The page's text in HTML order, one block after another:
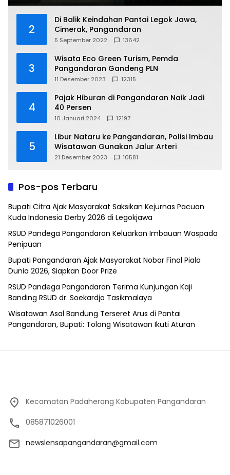
2
Di Balik Keindahan Pantai Legok Jawa,
Cimerak, Pangandaran
5 September 2022 13642
3
Wisata Eco Green Turism, Pemda
Pangandaran Gandeng PLN
11 Desember 2023 12315
4
Pajak Hiburan di Pangandaran Naik Jadi
40 Persen
10 Januari 2024 12197
5
Libur Nataru ke Pangandaran, Polisi Imbau
Wisatawan Gunakan Jalur Arteri
21 Desember 2023 10581
Pos-pos Terbaru
Bupati Citra Ajak Masyarakat Saksikan Kejurnas Pacuan
Kuda Indonesia Derby 2026 di Legokjawa
RSUD Pandega Pangandaran Keluarkan Imbauan Waspada
Penipuan
Bupati Pangandaran Ajak Masyarakat Nobar Final Piala
Dunia 2026, Siapkan Door Prize
RSUD Pandega Pangandaran Terima Kunjungan Kaji
Banding RSUD dr. Soekardjo Tasikmalaya
Wisatawan Asal Bandung Terseret Arus di Pantai
Pangandaran, Bupati: Tolong Wisatawan Ikuti Aturan
Kecamatan Padaherang Kabupaten Pangandaran
085871026001
newslensapangandaran@gmail.com